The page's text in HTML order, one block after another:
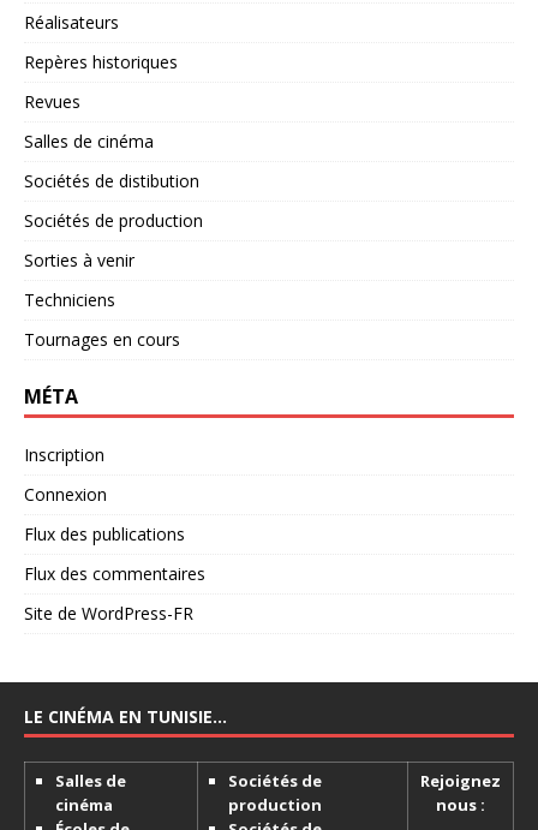
Réalisateurs
Repères historiques
Revues
Salles de cinéma
Sociétés de distibution
Sociétés de production
Sorties à venir
Techniciens
Tournages en cours
MÉTA
Inscription
Connexion
Flux des publications
Flux des commentaires
Site de WordPress-FR
LE CINÉMA EN TUNISIE…
Salles de
cinéma
Sociétés de
production
Rejoignez
nous :